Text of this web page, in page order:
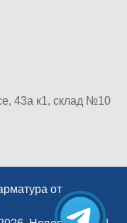
43а к1, склад №10
от